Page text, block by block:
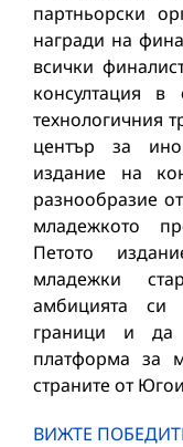
партньорски
награди на
всички
консултация в
технологичния
център за
издание на
разнообразие
младежкото
Петото
младежки
амбицията си
граници и да
платформа за
страните от
ВИЖТЕ